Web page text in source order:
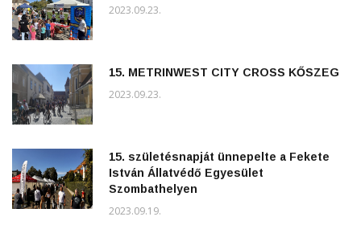
2023.09.23.
15. METRINWEST CITY CROSS KŐSZEG
2023.09.23.
15. születésnapját ünnepelte a Fekete
István Állatvédő Egyesület
Szombathelyen
2023.09.19.